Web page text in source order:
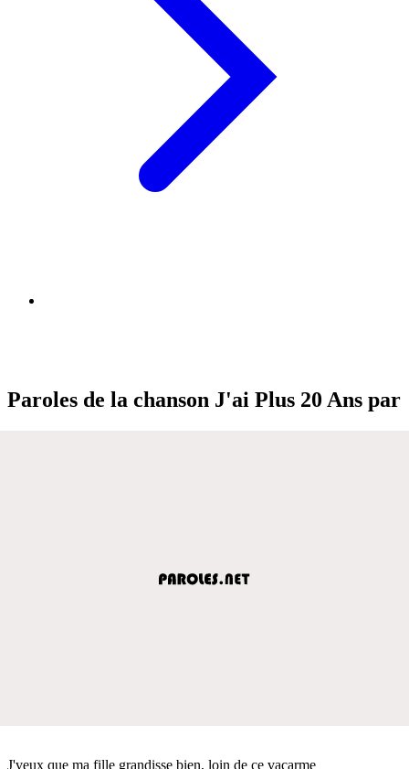
Paroles de la chanson J'ai Plus 20 Ans par
J'veux que ma fille grandisse bien, loin de ce vacarme